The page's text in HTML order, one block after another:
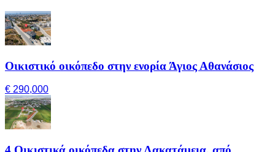
Οικιστικό οικόπεδο στην ενορία Άγιος Αθανάσιος
€ 290,000